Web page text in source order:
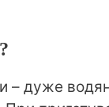
– дуже